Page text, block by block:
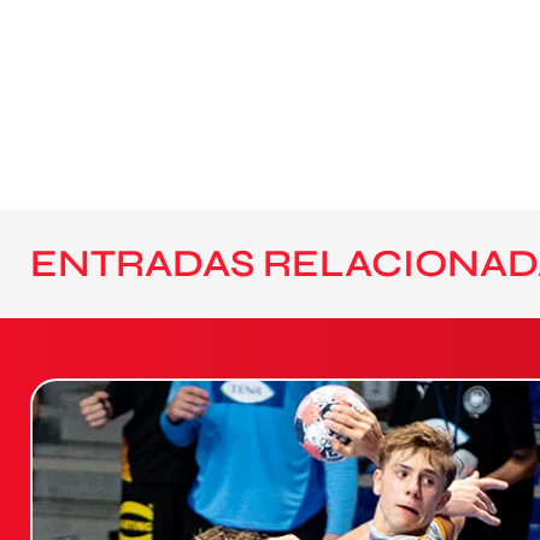
ENTRADAS